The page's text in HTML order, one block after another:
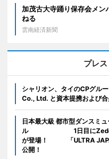
加茂古大寺踊り保存会メ
ねる
雲南経済新聞
プレ
シャリオン、タイのCPグル
Co., Ltd. と資本提携および
日本最大級 都市型ダンスミ
ル 1日目にZedd B2B
が登場！ 「ULTRA
公開！